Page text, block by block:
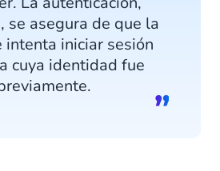
se asegura de que la
intenta iniciar sesión
cuya identidad fue